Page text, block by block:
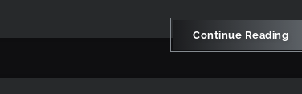
Continue Reading